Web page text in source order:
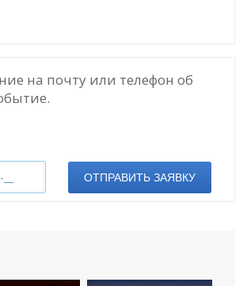
на почту или телефон об
ОТПРАВИТЬ ЗАЯВКУ